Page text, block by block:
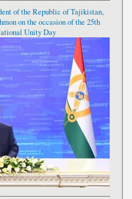
of the Republic of Tajikistan,
on the occasion of the 25th
Unity Day